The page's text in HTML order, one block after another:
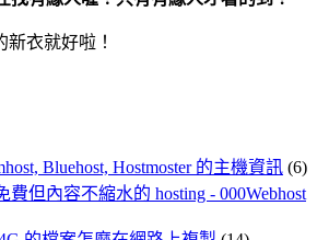
新衣就好啦！
Bluehost, Hostmoster 的主機資訊 (6)
費但內容不縮水的 hosting - 000Webhost